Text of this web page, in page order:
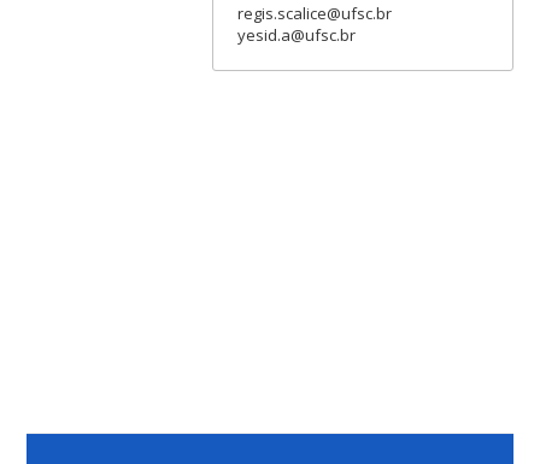
regis.scalice@ufsc.br
yesid.a@ufsc.br